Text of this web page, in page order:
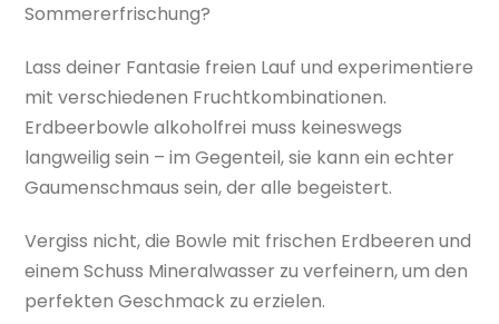
Sommererfrischung?
Lass deiner Fantasie freien Lauf und experimentiere
mit verschiedenen Fruchtkombinationen.
Erdbeerbowle alkoholfrei muss keineswegs
langweilig sein – im Gegenteil, sie kann ein echter
Gaumenschmaus sein, der alle begeistert.
Vergiss nicht, die Bowle mit frischen Erdbeeren und
einem Schuss Mineralwasser zu verfeinern, um den
perfekten Geschmack zu erzielen.